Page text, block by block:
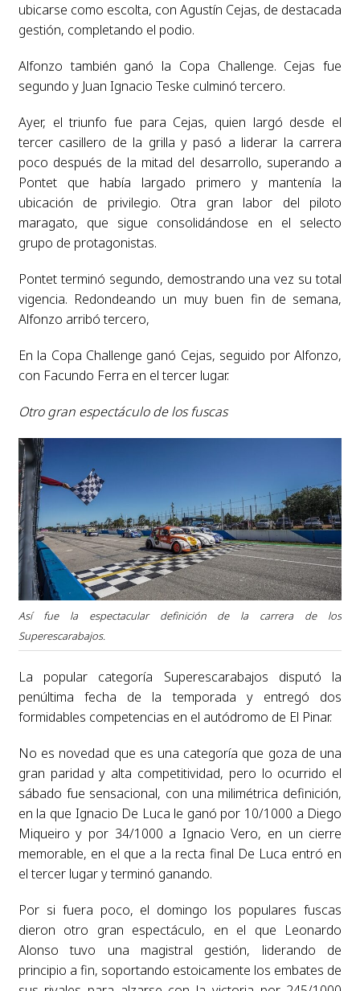
ubicarse como escolta, con Agustín Cejas, de destacada
gestión, completando el podio.
Alfonzo también ganó la Copa Challenge. Cejas fue
segundo y Juan Ignacio Teske culminó tercero.
Ayer, el triunfo fue para Cejas, quien largó desde el
tercer casillero de la grilla y pasó a liderar la carrera
poco después de la mitad del desarrollo, superando a
Pontet que había largado primero y mantenía la
ubicación de privilegio. Otra gran labor del piloto
maragato, que sigue consolidándose en el selecto
grupo de protagonistas.
Pontet terminó segundo, demostrando una vez su total
vigencia. Redondeando un muy buen fin de semana,
Alfonzo arribó tercero,
En la Copa Challenge ganó Cejas, seguido por Alfonzo,
con Facundo Ferra en el tercer lugar.
Otro gran espectáculo de los fuscas
Así fue la espectacular definición de la carrera de los
Superescarabajos.
La popular categoría Superescarabajos disputó la
penúltima fecha de la temporada y entregó dos
formidables competencias en el autódromo de El Pinar.
No es novedad que es una categoría que goza de una
gran paridad y alta competitividad, pero lo ocurrido el
sábado fue sensacional, con una milimétrica definición,
en la que Ignacio De Luca le ganó por 10/1000 a Diego
Miqueiro y por 34/1000 a Ignacio Vero, en un cierre
memorable, en el que a la recta final De Luca entró en
el tercer lugar y terminó ganando.
Por si fuera poco, el domingo los populares fuscas
dieron otro gran espectáculo, en el que Leonardo
Alonso tuvo una magistral gestión, liderando de
principio a fin, soportando estoicamente los embates de